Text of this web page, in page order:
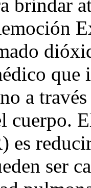
brindar
a
cuerpo.
es
ser